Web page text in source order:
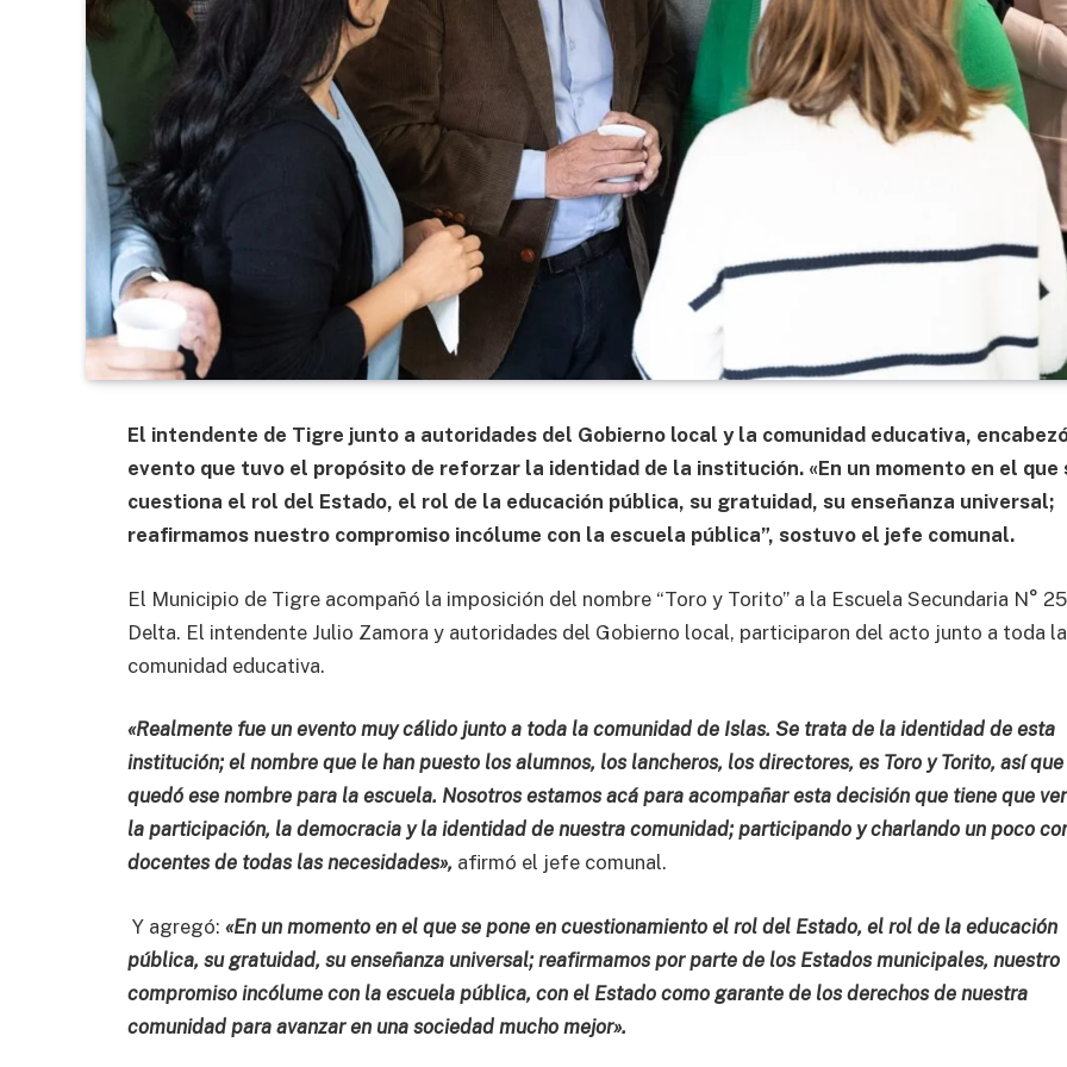
El intendente de Tigre junto a autoridades del Gobierno local y la comunidad educativa,
evento que tuvo el propósito de reforzar la identidad de la institución. «En un momento en el que
cuestiona el rol del Estado, el rol de la educación pública, su gratuidad, su enseñanza universal;
reafirmamos nuestro compromiso incólume con la escuela pública”, sostuvo el jefe comunal.
El Municipio de Tigre acompañó la imposición del nombre “Toro y Torito” a la Escuela Secundaria N°
Delta. El intendente Julio Zamora y autoridades del Gobierno local, participaron del acto junto a toda la
comunidad educativa.
«Realmente fue un evento muy cálido junto a toda la comunidad de Islas. Se trata de la identidad de esta
institución; el nombre que le han puesto los alumnos, los lancheros, los directores, es Toro y Torito, así que
quedó ese nombre para la escuela. Nosotros estamos acá para acompañar esta decisión que tiene que
la participación, la democracia y la identidad de nuestra comunidad; participando y charlando un poco
docentes de todas las necesidades», afirmó el jefe comunal.
Y agregó:«En un momento en el que se pone en cuestionamiento el rol del Estado, el rol de la educación
pública, su gratuidad, su enseñanza universal; reafirmamos por parte de los Estados municipales, nuestro
compromiso incólume con la escuela pública, con el Estado como garante de los derechos de nuestra
comunidad para avanzar en una sociedad mucho mejor».